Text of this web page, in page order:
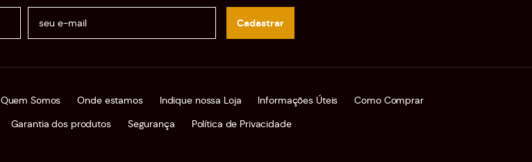
Cadastrar
Quem Somos Onde estamos Indique nossa Loja Informações Úteis
Como Comprar
Garantia dos produtos Segurança Política de Privacidade